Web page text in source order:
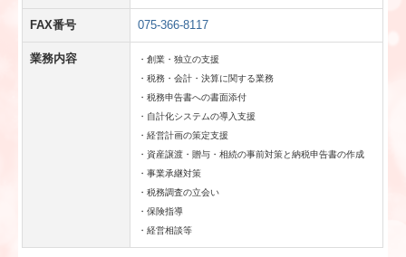
FAX番号 075-366-8117
業務内容
・創業・独立の支援
・税務・会計・決算に関する業務
・税務申告書への書面添付
・自計化システムの導入支援
・経営計画の策定支援
・資産譲渡・贈与・相続の事前対策と納税申告書の作成
・事業承継対策
・税務調査の立会い
・保険指導
・経営相談等